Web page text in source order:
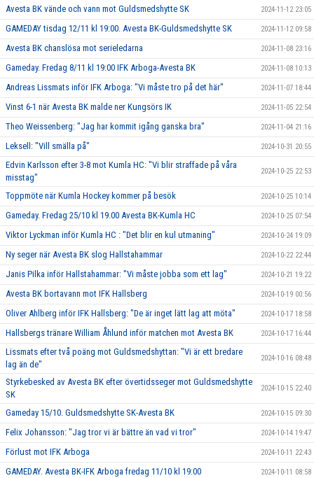
Avesta BK vände och vann mot Guldsmedshytte SK 2024-11-12 23:05
GAMEDAY tisdag 12/11 kl 19:00. Avesta BK-Guldsmedshytte SK 2024-11-12 09:58
Avesta BK chanslösa mot serieledarna 2024-11-08 23:16
Gameday. Fredag 8/11 kl 19:00 IFK Arboga-Avesta BK 2024-11-08 10:13
Andreas Lissmats inför IFK Arboga: "Vi måste tro på det här" 2024-11-07 18:44
Vinst 6-1 när Avesta BK malde ner Kungsörs IK 2024-11-05 22:54
Theo Weissenberg: "Jag har kommit igång ganska bra" 2024-11-04 21:16
Leksell: "Vill smälla på" 2024-10-31 20:55
Edvin Karlsson efter 3-8 mot Kumla HC: "Vi blir straffade på våra
misstag"
2024-10-25 22:53
Toppmöte när Kumla Hockey kommer på besök 2024-10-25 10:14
Gameday. Fredag 25/10 kl 19.00 Avesta BK-Kumla HC 2024-10-25 07:54
Viktor Lyckman inför Kumla HC : "Det blir en kul utmaning" 2024-10-24 19:09
Ny seger när Avesta BK slog Hallstahammar 2024-10-22 22:44
Janis Pilka inför Hallstahammar: "Vi måste jobba som ett lag" 2024-10-21 19:22
Avesta BK bortavann mot IFK Hallsberg 2024-10-19 00:56
Oliver Ahlberg inför IFK Hallsberg: "De är inget lätt lag att möta" 2024-10-17 18:58
Hallsbergs tränare William Åhlund inför matchen mot Avesta BK 2024-10-17 16:44
Lissmats efter två poäng mot Guldsmedshyttan: "Vi är ett bredare
lag än de"
2024-10-16 08:48
Styrkebesked av Avesta BK efter övertidsseger mot Guldsmedshytte
SK
2024-10-15 22:40
Gameday 15/10. Guldsmedshytte SK-Avesta BK 2024-10-15 09:30
Felix Johansson: "Jag tror vi är bättre än vad vi tror" 2024-10-14 19:47
Förlust mot IFK Arboga 2024-10-11 22:43
GAMEDAY. Avesta BK-IFK Arboga fredag 11/10 kl 19:00 2024-10-11 08:58